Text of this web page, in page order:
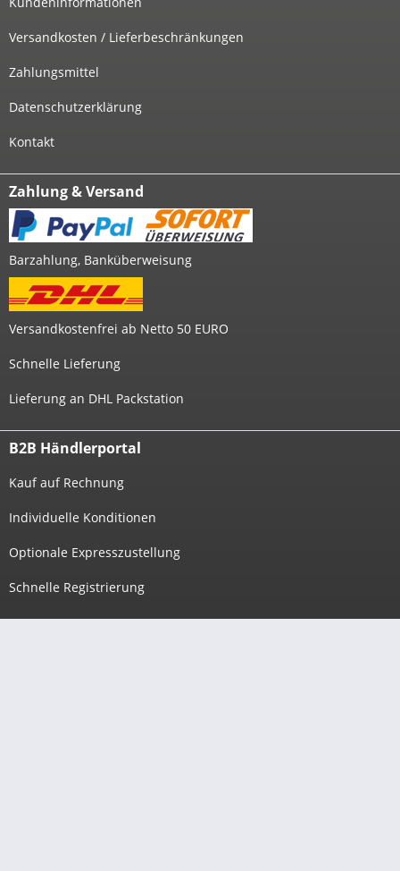
Versandkosten / Lieferbeschränkungen
Zahlungsmittel
Datenschutzerklärung
Kontakt
Zahlung & Versand
Barzahlung, Banküberweisung
Versandkostenfrei ab Netto 50 EURO
Schnelle Lieferung
Lieferung an DHL Packstation
B2B Händlerportal
Kauf auf Rechnung
Individuelle Konditionen
Optionale Expresszustellung
Schnelle Registrierung